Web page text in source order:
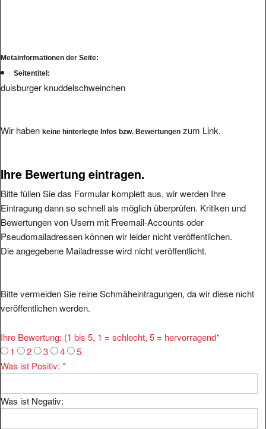
Metainformationen der Seite:
Seitentitel:
duisburger knuddelschweinchen
Wir haben keine hinterlegte Infos bzw. Bewertungen zum Link.
Ihre Bewertung eintragen.
Bitte füllen Sie das Formular komplett aus, wir werden Ihre
Eintragung dann so schnell als möglich überprüfen. Kritiken und
Bewertungen von Usern mit Freemail-Accounts oder
Pseudomailadressen können wir leider nicht veröffentlichen.
Die angegebene Mailadresse wird nicht veröffentlicht.
Bitte vermeiden Sie reine Schmäheintragungen, da wir diese nicht
veröffentlichen werden.
Ihre Bewertung: (1 bis 5, 1 = schlecht, 5 = hervorragend*
1
2 3 4
5
Was ist Positiv: *
Was ist Negativ: